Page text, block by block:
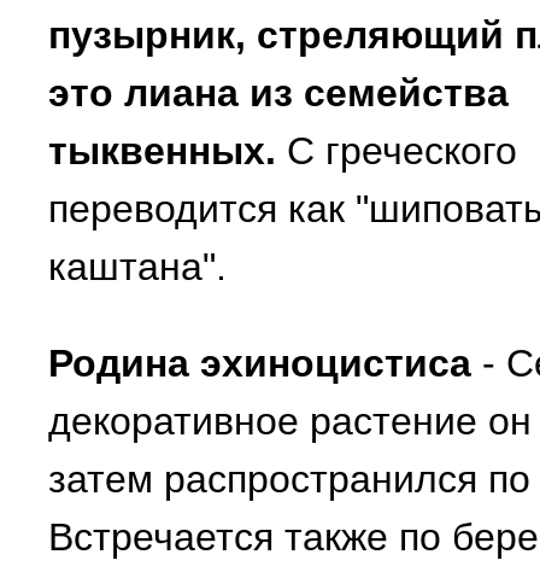
пузырник, стреляющий
это лиана из семейства
тыквенных. С греческого
переводится как
каштана".
Родина эхиноцистиса -
декоративное растение
затем распространился
Встречается также по